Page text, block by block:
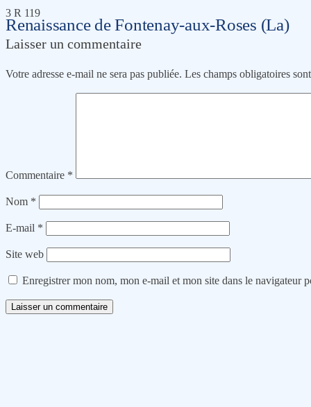
Renaissance de Fontenay-aux-Roses (La)
3 R 119
Laisser un commentaire
Votre adresse e-mail ne sera pas publiée. Les champs obligatoires
Commentaire *
Nom *
E-mail *
Site web
Enregistrer mon nom, mon e-mail et mon site dans le navigateur